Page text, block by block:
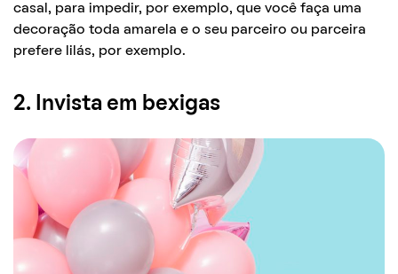
casal, para impedir, por exemplo, que você faça uma
decoração toda amarela e o seu parceiro ou parceira
prefere lilás, por exemplo.
2. Invista em bexigas